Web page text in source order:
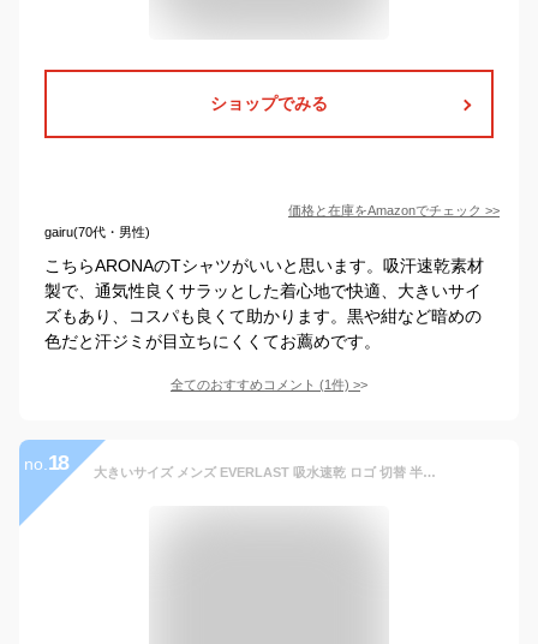
ショップでみる
価格と在庫をAmazonでチェック >>
gairu(70代・男性)
こちらARONAのTシャツがいいと思います。吸汗速乾素材
製で、通気性良くサラッとした着心地で快適、大きいサイ
ズもあり、コスパも良くて助かります。黒や紺など暗めの
色だと汗ジミが目立ちにくくてお薦めです。
全てのおすすめコメント (1件) >
no. 18 大きいサイズ メンズ EVERLAST 吸水速乾 ロゴ 切替 半袖 Tシャツ elc91104